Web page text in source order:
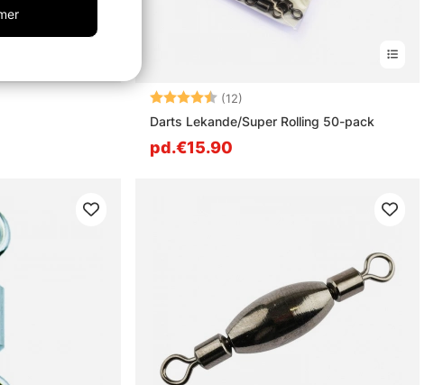
Note: (12)
Darts Lekande/Super Rolling 50-pack
pd.€15.90